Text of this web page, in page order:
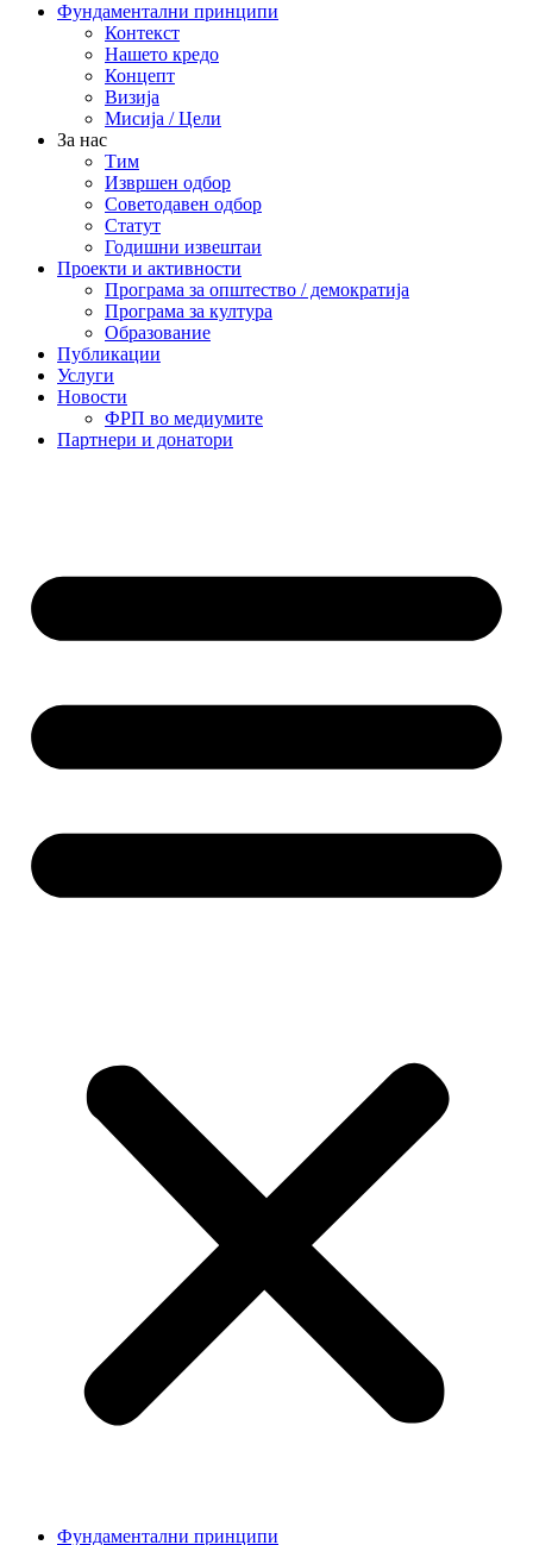
Фундаментални принципи
Контекст
Нашето кредо
Концепт
Визија
Мисија / Цели
За нас
Тим
Извршен одбор
Советодавен одбор
Статут
Годишни извештаи
Проекти и активности
Програма за општество / демократија
Програма за култура
Образование
Публикации
Услуги
Новости
ФРП во медиумите
Партнери и донатори
Фундаментални принципи